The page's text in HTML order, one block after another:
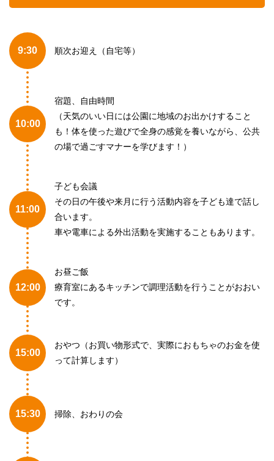
9:30 順次お迎え（自宅等）
10:00
宿題、自由時間
（天気のいい日には公園に地域のお出かけすること
も！体を使った遊びで全身の感覚を養いながら、公共
の場で過ごすマナーを学びます！）
11:00
子ども会議
その日の午後や来月に行う活動内容を子ども達で話し
合います。
車や電車による外出活動を実施することもあります。
12:00
お昼ご飯
療育室にあるキッチンで調理活動を行うことがおおい
です。
15:00
おやつ（お買い物形式で、実際におもちゃのお金を使
って計算します）
15:30 掃除、おわりの会